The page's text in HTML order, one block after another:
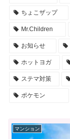
ちょこザップ
Mr.Children
お知らせ
ホットヨガ
ステマ対策
ポケモン
マンション